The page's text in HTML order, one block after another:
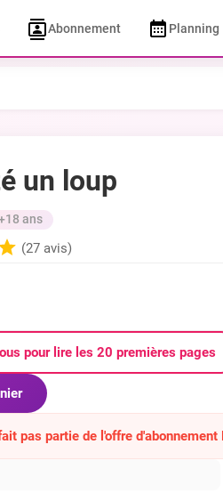
Abonnement Planning
un loup
ans
(27 avis)
pour lire les 20 premières pages
pas partie de l'offre d'abonnement